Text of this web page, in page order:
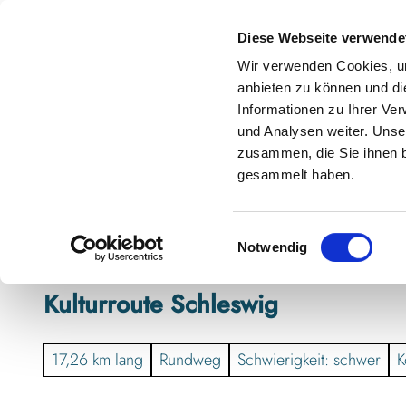
Diese Webseite
Wir verwenden Cookies,
anbieten zu können und
Informationen zu Ihrer
und Analysen weiter.
zusammen, die Sie ihnen
gesammelt haben.
i
w
l
l
Notwendig
Menü Buchen
Kulturroute Schleswig
17,26 km lang Rundweg Schwierigkeit: schwer